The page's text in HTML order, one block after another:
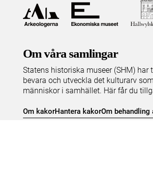
Om våra samlingar
Statens historiska museer (SHM)
bevara och utveckla det kulturarv
människor i samhället. Här får du
Om kakorHantera kakorOm